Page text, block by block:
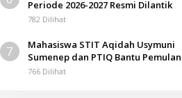
Periode 2026-2027 Resmi Dilantik
782 Dilihat
7
Mahasiswa STIT Aqidah Usymuni
Sumenep dan PTIQ Bantu
Jenazah WNI Asal Aceh di Malaysia
766 Dilihat